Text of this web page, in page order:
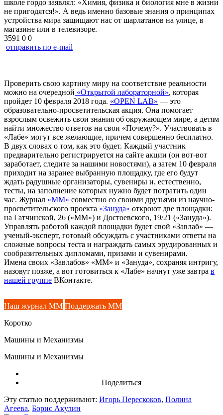
школе гордо заявлял: «Химия, физика и биология мне в жизни
не пригодятся!». А ведь именно базовые знания о принципах
устройства мира защищают нас от шарлатанов на улице, в
магазине или в телевизоре.
3591 0 0
отправить по e-mail
Проверить свою картину миру на соответствие реальности
можно на очередной «Открытой лабораторной», которая
пройдет 10 февраля 2018 года. «OPEN LAB» — это
образовательно-просветительская акция. Она помогает
взрослым освежить свои знания об окружающем мире, а детям
найти множество ответов на свои «Почему?». Участвовать в
«Лабе» могут все желающие, причем совершенно бесплатно.
В двух словах о том, как это будет. Каждый участник
предварительно регистрируется на сайте акции (он вот-вот
заработает, следите за нашими новостями), а затем 10 февраля
приходит на заранее выбранную площадку, где его будут
ждать радушные организаторы, сувениры и, естественно,
тесты, на заполнение которых нужно будет потратить один
час. Журнал «ММ» совместно со своими друзьями из научно-
просветительского проекта «Зануда» откроют две площадки:
на Гатчинской, 26 («ММ») и Достоевского, 19/21 («Зануда»).
Управлять работой каждой площадки будет свой «Завлаб» —
ученый-эксперт, готовый обсуждать с участниками ответы на
сложные вопросы теста и награждать самых эрудированных и
сообразительных дипломами, призами и сувенирами.
Имена своих «Завлабов» «ММ» и «Зануда», сохраняя интригу,
назовут позже, а вот готовиться к «Лабе» начнут уже завтра в
нашей группе ВКонтакте.
Наш журнал ММ Поддержать ММ
Коротко
Машины и Механизмы
Машины и Механизмы
Поделиться
Эту статью поддерживают: Игорь Перескоков, Полина
Агеева, Борис Акулин